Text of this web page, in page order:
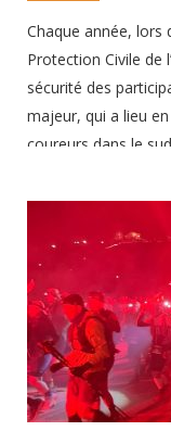
Chaque année, lors
Protection Civile de
sécurité des
majeur, qui a lieu
coureurs dans le
années, en
bénévole. Notre
équipe de
pour installer et
parcours du festival.
30 novembre 2024